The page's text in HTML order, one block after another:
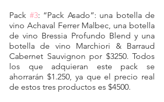
Pack #3: “Pack Asado”: una botella de
vino Achaval Ferrer Malbec, una botella
de vino Bressia Profundo Blend y una
botella de vino Marchiori & Barraud
Cabernet Sauvignon por $3250. Todos
los que adquieran este pack se
ahorrarán $1.250, ya que el precio real
de estos tres productos es $4500.